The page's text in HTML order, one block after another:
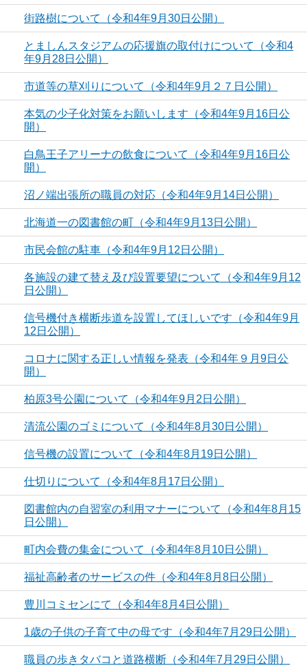
街路樹について（令和4年9月30日公開）
とましんスタジアムの応援旗の取付けについて（令和4
年9月28日公開）
市道等の草刈りについて（令和4年9月２７日公開）
本気の少子化対策をお願いします（令和4年9月16日公
開）
白鳥王子アリーナの飲食について（令和4年9月16日公
開）
沼ノ端出張所の職員の対応（令和4年9月14日公開）
北海道一の図書館の町（令和4年9月13日公開）
市民会館の駐車（令和4年9月12日公開）
各施設の建て替え及び設置要望について（令和4年9月12
日公開）
信号機付き横断歩道を設置してほしいです（令和4年9月
12日公開）
コロナに関する正しい情報を発表（令和4年９月9日公
開）
柏原3号公園について（令和4年9月2日公開）
清流公園のゴミについて（令和4年8月30日公開）
信号機の設置について（令和4年8月19日公開）
仕切りについて（令和4年8月17日公開）
図書館内の自習室の利用マナーについて（令和4年8月15
日公開）
町内会費の集金について（令和4年8月10日公開）
福祉高齢者のサービスの件（令和4年8月8日公開）
豊川コミセンにて（令和4年8月4日公開）
1歳の子供の子育て中の母です（令和4年7月29日公開）
職員の歩きタバコと道路横断（令和4年7月29日公開）